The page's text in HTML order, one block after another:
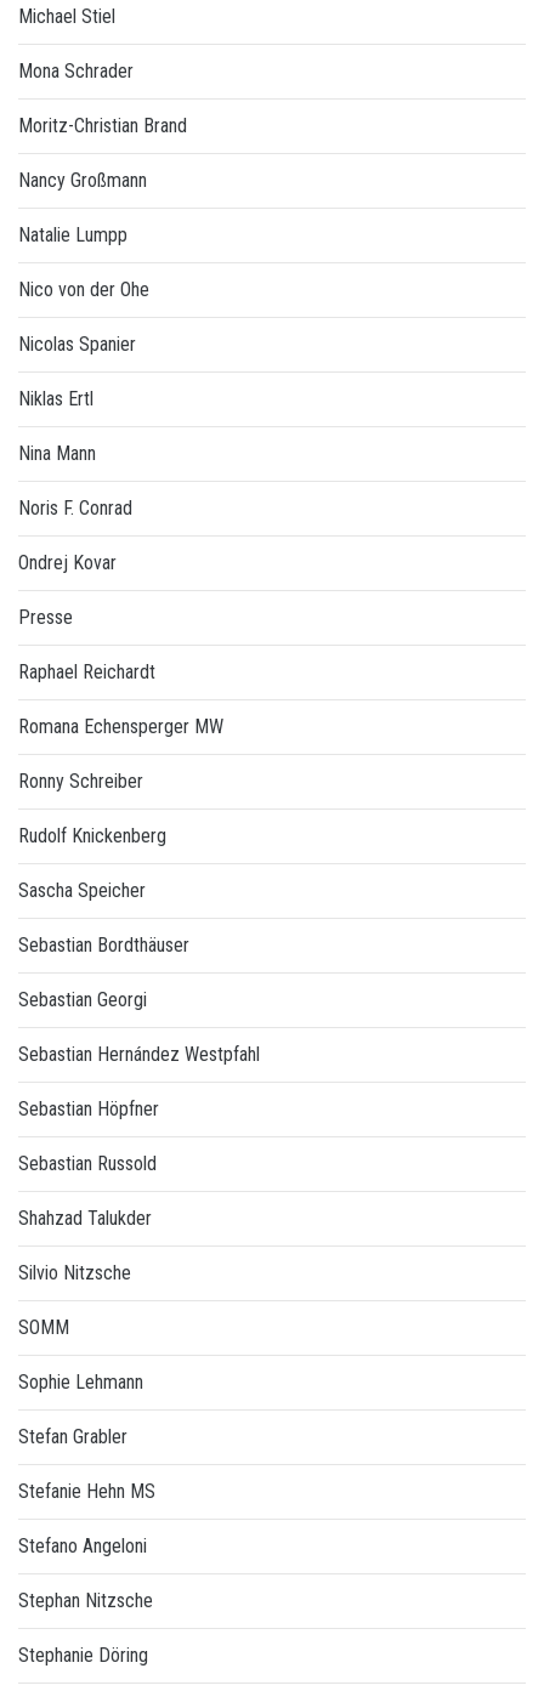
Michael Stiel
Mona Schrader
Moritz-Christian Brand
Nancy Großmann
Natalie Lumpp
Nico von der Ohe
Nicolas Spanier
Niklas Ertl
Nina Mann
Noris F. Conrad
Ondrej Kovar
Presse
Raphael Reichardt
Romana Echensperger MW
Ronny Schreiber
Rudolf Knickenberg
Sascha Speicher
Sebastian Bordthäuser
Sebastian Georgi
Sebastian Hernández Westpfahl
Sebastian Höpfner
Sebastian Russold
Shahzad Talukder
Silvio Nitzsche
SOMM
Sophie Lehmann
Stefan Grabler
Stefanie Hehn MS
Stefano Angeloni
Stephan Nitzsche
Stephanie Döring